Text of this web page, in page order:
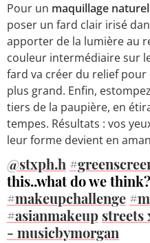
Pour un maquillage
poser un fard clair irisé
apporter de la lumière au
couleur intermédiaire sur
fard va créer du relief
plus grand. Enfin,
tiers de la paupière, en
tempes. Résultats : vos
leur forme devient en
@stxph.h
this..what do we think?
#makeupchallenge
#asianmakeup streets
- musicbymorgan